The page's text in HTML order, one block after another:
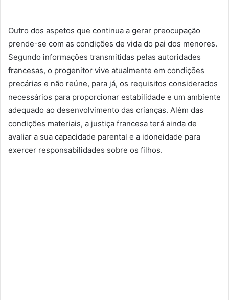
Outro dos aspetos que continua a gerar preocupação
prende-se com as condições de vida do pai dos menores.
Segundo informações transmitidas pelas autoridades
francesas, o progenitor vive atualmente em condições
precárias e não reúne, para já, os requisitos considerados
necessários para proporcionar estabilidade e um ambiente
adequado ao desenvolvimento das crianças. Além das
condições materiais, a justiça francesa terá ainda de
avaliar a sua capacidade parental e a idoneidade para
exercer responsabilidades sobre os filhos.